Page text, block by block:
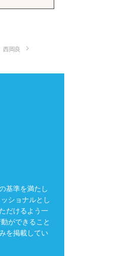
西岡良
基準を満たし
ショナルとし
だけるよう一
ができること
を掲載してい